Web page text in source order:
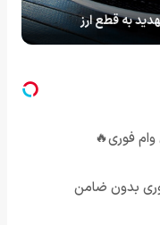
به قطع ارز